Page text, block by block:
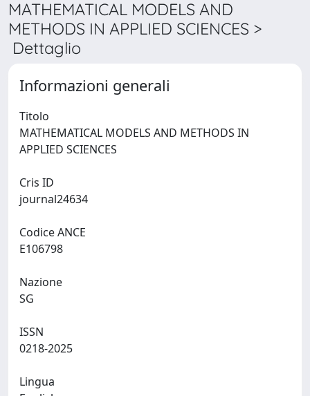
MATHEMATICAL MODELS AND
METHODS IN APPLIED SCIENCES >
Dettaglio
Informazioni generali
Titolo
MATHEMATICAL MODELS AND METHODS IN
Cris ID
Codice ANCE
Nazione
ISSN
Lingua